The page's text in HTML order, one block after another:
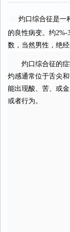
灼口综合征是一
的良性病变。约
数，当然男性，绝
灼口综合征的症
灼感通常位于舌尖
能出现酸、苦、或
或者行为。